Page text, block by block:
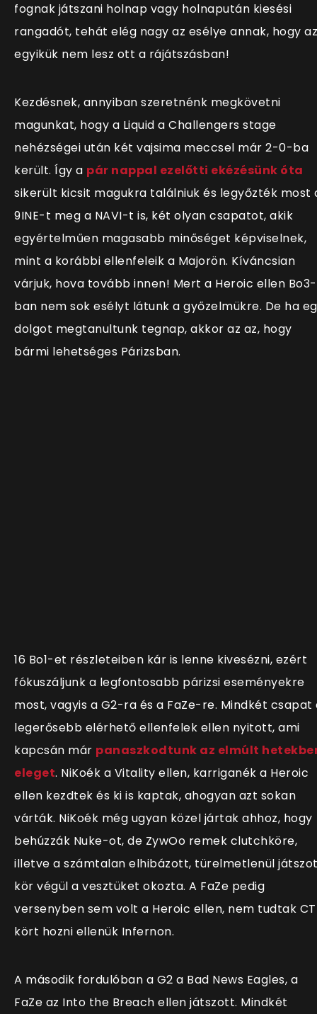
fognak játszani holnap vagy holnapután kiesési
rangadót, tehát elég nagy az esélye annak, hogy az
egyikük nem lesz ott a rájátszásban!
Kezdésnek, annyiban szeretnénk megkövetni
magunkat, hogy a Liquid a Challengers stage
nehézségei után két vajsima meccsel már 2-0-ba
került. Így a pár nappal ezelőtti ekézésünk óta
sikerült kicsit magukra találniuk és legyőzték most
9INE-t meg a NAVI-t is, két olyan csapatot, akik
egyértelműen magasabb minőséget képviselnek,
mint a korábbi ellenfeleik a Majorön. Kíváncsian
várjuk, hova tovább innen! Mert a Heroic ellen Bo3-
ban nem sok esélyt látunk a győzelmükre. De ha
dolgot megtanultunk tegnap, akkor az az, hogy
bármi lehetséges Párizsban.
16 Bo1-et részleteiben kár is lenne kivesézni, ezért
fókuszáljunk a legfontosabb párizsi eseményekre
most, vagyis a G2-ra és a FaZe-re. Mindkét csapat
legerősebb elérhető ellenfelek ellen nyitott, ami
kapcsán már panaszkodtunk az elmúlt
eleget. NiKoék a Vitality ellen, karriganék a Heroic
ellen kezdtek és ki is kaptak, ahogyan azt sokan
várták. NiKoék még ugyan közel jártak ahhoz, hogy
behúzzák Nuke-ot, de ZywOo remek clutchköre,
illetve a számtalan elhibázott, türelmetlenül
kör végül a vesztüket okozta. A FaZe pedig
versenyben sem volt a Heroic ellen, nem tudtak
kört hozni ellenük Infernon.
A második fordulóban a G2 a Bad News Eagles, a
FaZe az Into the Breach ellen játszott. Mindkét